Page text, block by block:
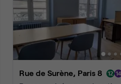
Rue de Surène, Paris 8